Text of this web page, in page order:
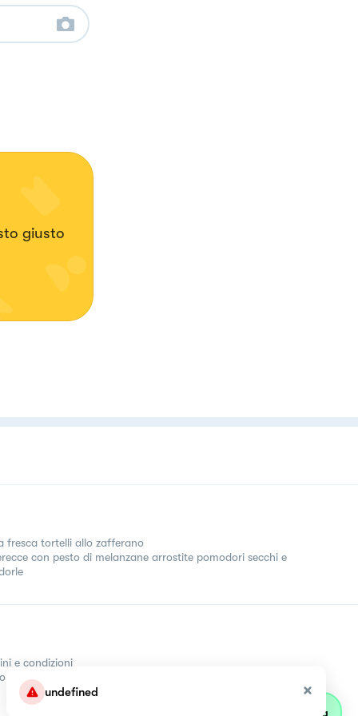
undefined
giusto
fresca tortelli allo zafferano
con pesto di melanzane arrostite pomodori secchi e
e condizioni
Parla con olivia